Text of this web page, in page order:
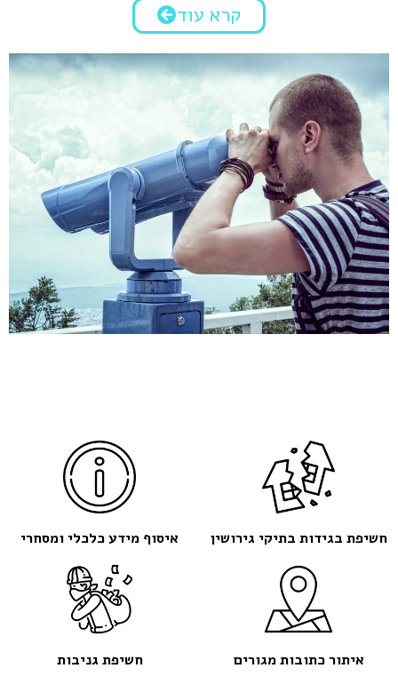
קרא עוד
חשיפת בגידות בתיקי גירושין איסוף מידע כלכלי ומסחרי
איתור כתובות מגורים חשיפת גניבות